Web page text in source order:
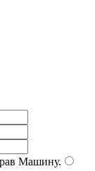
Машину.